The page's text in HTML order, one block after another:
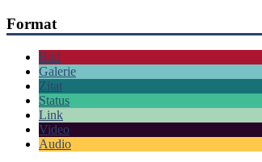
Format
Bild
Galerie
Zitat
Status
Link
Video
Audio